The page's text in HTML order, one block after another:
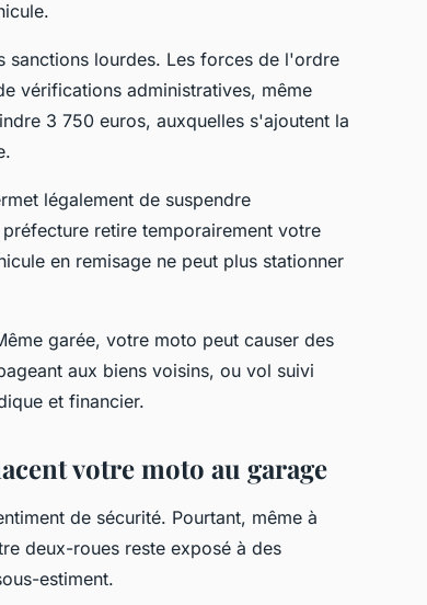
sanctions lourdes. Les forces de l'ordre
vérifications administratives, même
3 750 euros, auxquelles s'ajoutent la
légalement de suspendre
retire temporairement votre
en remisage ne peut plus stationner
garée, votre moto peut causer des
aux biens voisins, ou vol suivi
et financier.
votre moto au garage
de sécurité. Pourtant, même à
deux-roues reste exposé à des
estiment.